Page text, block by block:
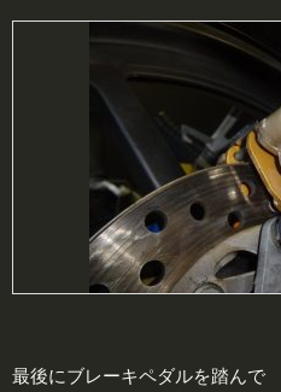
最後にブレーキペダルを踏んで